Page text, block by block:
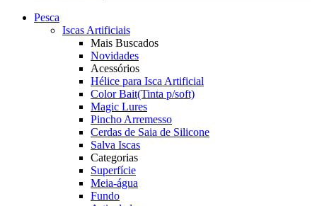
Pesca
Iscas Artificiais
Mais Buscados
Novidades
Acessórios
Hélice para Isca Artificial
Color Bait(Tinta p/soft)
Magic Lures
Pincho Arremesso
Cerdas de Saia de Silicone
Salva Iscas
Categorias
Superfície
Meia-água
Fundo